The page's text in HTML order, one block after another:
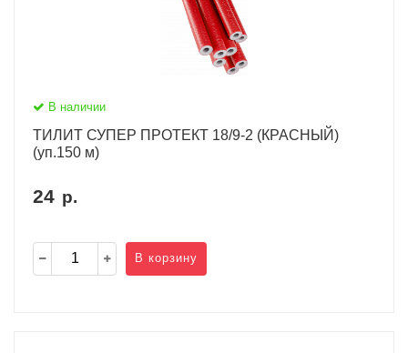
В наличии
ТИЛИТ СУПЕР ПРОТЕКТ 18/9-2 (КРАСНЫЙ)
(уп.150 м)
24 р.
В корзину